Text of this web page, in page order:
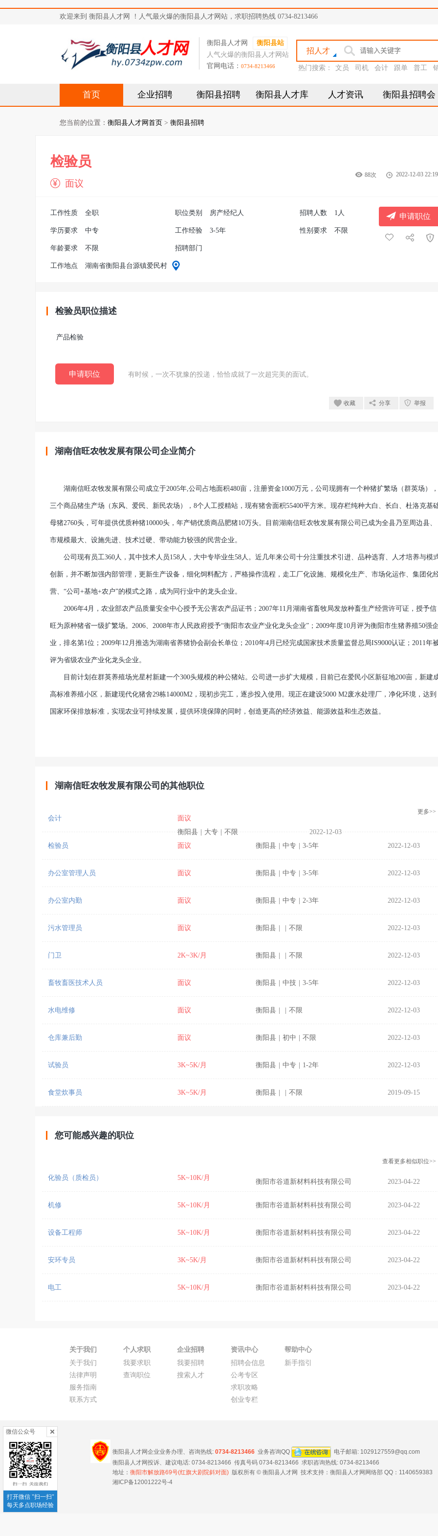
欢迎来到 衡阳县人才网 ！人气最火爆的衡阳县人才网站，求职招聘热线 0734-8213466
衡阳县人才网
衡阳县站
人气火爆的衡阳县人才网站
官网电话： 0734-8213466
招人才
热门搜索： 文员 司机 会计 跟单 普工
首页 企业招聘 衡阳县招聘 衡阳县人才库 人才资讯 衡阳县招聘会
您当前的位置： 衡阳县人才网首页 > 衡阳县招聘
2022-12-03
88次
检验员
面议
申请职位
工作性质 全职 职位类别 房产经纪人 招聘人数 1人
学历要求 中专 工作经验 3-5年 性别要求 不限
年龄要求 不限 招聘部门
工作地点 湖南省衡阳县台源镇爱民村
检验员职位描述
产品检验
申请职位 有时候，一次不犹豫的投递，恰恰成就了一次超完美的面试。
收藏 分享 举报
湖南信旺农牧发展有限公司企业简介
湖南信旺农牧发展有限公司成立于2005年,公司占地面积480亩，注册资金1000万元，公司现拥有一个种猪扩繁场（群英场），
三个商品猪生产场（东风、爱民、新民农场），8个人工授精站，现有猪舍面积55400平方米。现存栏纯种大白、长白、杜洛克基
母猪2760头，可年提供优质种猪10000头，年产销优质商品肥猪10万头。目前湖南信旺农牧发展有限公司已成为全县乃至周边县、
市规模最大、设施先进、技术过硬、带动能力较强的民营企业。
公司现有员工360人，其中技术人员158人，大中专毕业生58人。近几年来公司十分注重技术引进、品种选育、人才培养与模
创新，并不断加强内部管理，更新生产设备，细化饲料配方，严格操作流程，走工厂化设施、规模化生产、市场化运作、集团化
营、“公司+基地+农户”的模式之路，成为同行业中的龙头企业。
2006年4月，农业部农产品质量安全中心授予无公害农产品证书；2007年11月湖南省畜牧局发放种畜生产经营许可证，授予信
旺为原种猪省一级扩繁场。2006、2008年市人民政府授予“衡阳市农业产业化龙头企业”；2009年度10月评为衡阳市生猪养殖50强
业，排名第1位；2009年12月推选为湖南省养猪协会副会长单位；2010年4月已经完成国家技术质量监督总局IS9000认证；2011年
评为省级农业产业化龙头企业。
目前计划在群英养殖场光星村新建一个300头规模的种公猪站。公司进一步扩大规模，目前已在爱民小区新征地200亩，新建
高标准养殖小区，新建现代化猪舍29栋14000M2，现初步完工，逐步投入使用。现正在建设5000 M2废水处理厂，净化环境，达到
国家环保排放标准，实现农业可持续发展，提供环境保障的同时，创造更高的经济效益、能源效益和生态效益。
湖南信旺农牧发展有限公司的其他职位
更多>>
会计
面议
衡阳县
大专 不限
2022-12-03
检验员
面议 衡阳县 中专 3-5年 2022-12-03
办公室管理人员 面议 衡阳县 中专 3-5年 2022-12-03
办公室内勤 面议 衡阳县 中专 2-3年 2022-12-03
污水管理员 面议 衡阳县 不限 2022-12-03
门卫 2K~3K/月 衡阳县 不限 2022-12-03
畜牧畜医技术人员 面议 衡阳县 中技 3-5年 2022-12-03
水电维修 面议 衡阳县 不限 2022-12-03
仓库兼后勤 面议 衡阳县 初中 不限 2022-12-03
试验员 3K~5K/月 衡阳县 中专 1-2年 2022-12-03
食堂炊事员 3K~5K/月 衡阳县 不限 2019-09-15
您可能感兴趣的职位
查看更多相似职位>>
化验员（质检员） 5K~10K/月
衡阳市谷道新材料科技有限公司 2023-04-22
机修 5K~10K/月 衡阳市谷道新材料科技有限公司 2023-04-22
设备工程师 5K~10K/月 衡阳市谷道新材料科技有限公司 2023-04-22
安环专员 3K~5K/月 衡阳市谷道新材料科技有限公司 2023-04-22
电工 5K~10K/月 衡阳市谷道新材料科技有限公司 2023-04-22
关于我们
关于我们
法律声明
服务指南
联系方式
个人求职
我要求职
查询职位
企业招聘
我要招聘
搜索人才
资讯中心
招聘会信息
公考专区
求职攻略
创业专栏
帮助中心
新手指引
衡阳县人才网企业业务办理、咨询热线: 0734-8213466 业务咨询QQ 电子邮箱: 1029127559@qq.com
衡阳县人才网投诉、建议电话: 0734-8213466 传真号码 0734-8213466 求职咨询热线: 0734-8213466
地址： 衡阳市解放路69号(红旗大剧院斜对面) 版权所有 © 衡阳县人才网 技术支持：衡阳县人才网网络部 QQ：1140659383
湘ICP备12001222号-4
微信公众号
打开微信 "扫一扫"
每天多点职场经验